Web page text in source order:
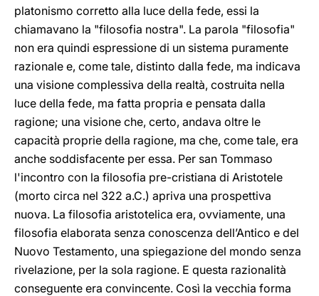
platonismo corretto alla luce della fede, essi la
chiamavano la "filosofia nostra". La parola "filosofia"
non era quindi espressione di un sistema puramente
razionale e, come tale, distinto dalla fede, ma indicava
una visione complessiva della realtà, costruita nella
luce della fede, ma fatta propria e pensata dalla
ragione; una visione che, certo, andava oltre le
capacità proprie della ragione, ma che, come tale, era
anche soddisfacente per essa. Per san Tommaso
l'incontro con la filosofia pre-cristiana di Aristotele
(morto circa nel 322 a.C.) apriva una prospettiva
nuova. La filosofia aristotelica era, ovviamente, una
filosofia elaborata senza conoscenza dell’Antico e del
Nuovo Testamento, una spiegazione del mondo senza
rivelazione, per la sola ragione. E questa razionalità
conseguente era convincente. Così la vecchia forma